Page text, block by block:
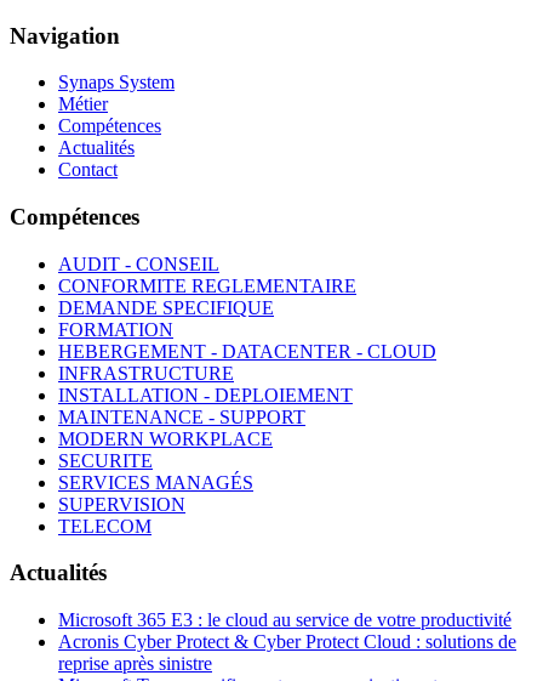
Navigation
Synaps System
Métier
Compétences
Actualités
Contact
Compétences
AUDIT - CONSEIL
CONFORMITE REGLEMENTAIRE
DEMANDE SPECIFIQUE
FORMATION
HEBERGEMENT - DATACENTER - CLOUD
INFRASTRUCTURE
INSTALLATION - DEPLOIEMENT
MAINTENANCE - SUPPORT
MODERN WORKPLACE
SECURITE
SERVICES MANAGÉS
SUPERVISION
TELECOM
Actualités
Microsoft 365 E3 : le cloud au service de votre productivité
Acronis Cyber Protect & Cyber Protect Cloud : solutions de
reprise après sinistre